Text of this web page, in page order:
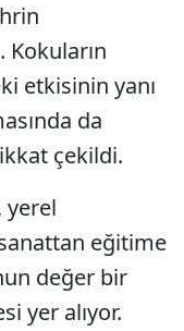
Kokuların
etkisinin yanı
da
çekildi.
yerel
eğitime
değer bir
yer alıyor.